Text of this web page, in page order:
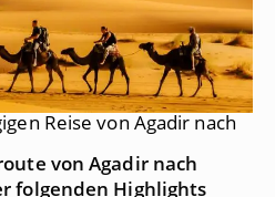
Reise von Agadir nach
von Agadir nach
folgenden Highlights